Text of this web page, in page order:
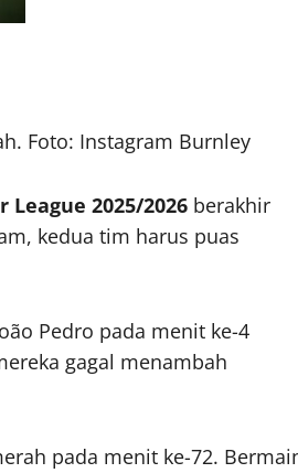
Foto: Instagram Burnley
League 2025/2026 berakhir
kedua tim harus puas
Pedro pada menit ke-4
gagal menambah
pada menit ke-72.